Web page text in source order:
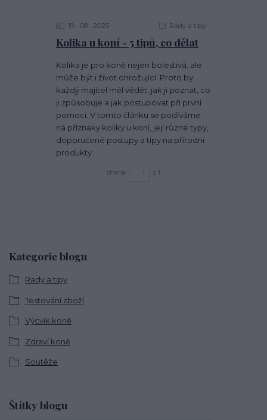
Kategorie blogu
Rady a tipy
Testování zboží
Výcvik koně
Zdraví koně
Soutěže
Štítky blogu
Kolika u koní - 5 tipů, co dělat
19 08 2025 Rady a tipy
Kolika je pro koně nejen bolestivá, ale
může být i život ohrožující. Proto by
každý majitel měl vědět, jak ji poznat, co
ji způsobuje a jak postupovat při první
pomoci. V tomto článku se podíváme
na příznaky koliky u koní, její různé typy,
doporučené postupy a tipy na přírodní
produkty.
strana z 1